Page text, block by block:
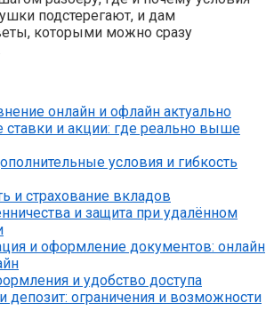
подстерегают, и дам
которыми можно сразу
онлайн и офлайн актуально
и акции: где реально выше
условия и гибкость
и страхование вкладов
и защита при удалённом
и оформление документов: онлайн
и удобство доступа
депозит: ограничения и возможности